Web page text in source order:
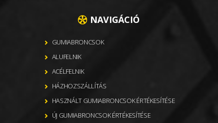
NAVIGÁCIÓ
GUMIABRONCSOK
ALUFELNIK
ACÉLFELNIK
HÁZHOZSZÁLLÍTÁS
HASZNÁLT GUMIABRONCSOK ÉRTÉKESÍTÉSE
ÚJ GUMIABRONCSOK ÉRTÉKESÍTÉSE